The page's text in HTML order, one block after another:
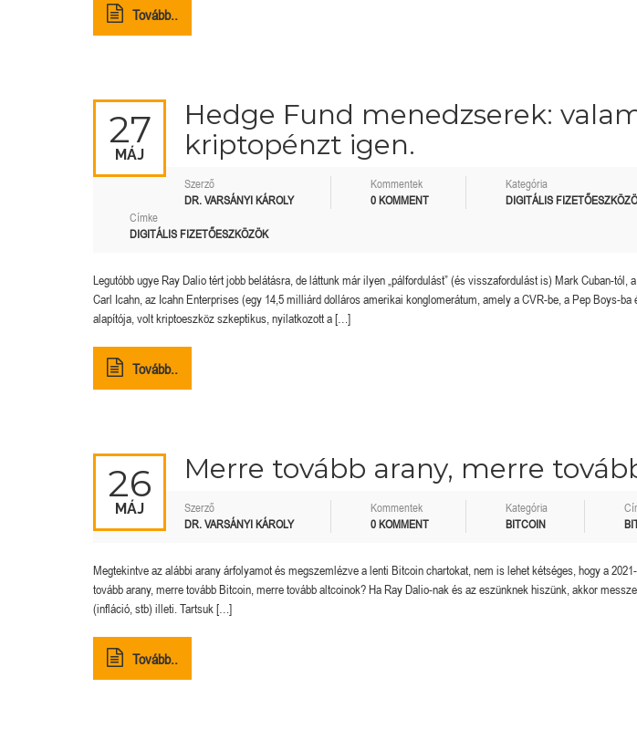
Tovább..
27
MÁJ
Hedge Fund menedzserek:
kriptopénzt igen.
Szerző
DR. VARSÁNYI KÁROLY
Kommentek
0 KOMMENT
Kategória
DIGITÁLIS
Címke
DIGITÁLIS FIZETŐESZKÖZÖK
Legutóbb ugye Ray Dalio tért jobb belátásra, de láttunk már ilyen „pálfordulást” (és visszafordulást is) Mark Cuban-
Carl Icahn, az Icahn Enterprises (egy 14,5 milliárd dolláros amerikai konglomerátum, amely a CVR-be, a Pep Boys-ba
alapítója, volt kriptoeszköz szkeptikus, nyilatkozott a […]
Tovább..
26
MÁJ
Merre tovább arany, merre
Szerző
DR. VARSÁNYI KÁROLY
Kommentek
0 KOMMENT
Kategória
BITCOIN
Megtekintve az alábbi arany árfolyamot és megszemlézve a lenti Bitcoin chartokat, nem is lehet kétséges, hogy a
tovább arany, merre tovább Bitcoin, merre tovább altcoinok? Ha Ray Dalio-nak és az eszünknek hiszünk, akkor
(infláció, stb) illeti. Tartsuk […]
Tovább..